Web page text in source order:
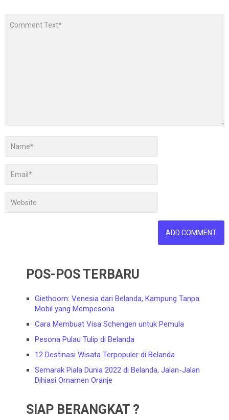
POS-POS TERBARU
Giethoorn: Venesia dari Belanda, Kampung Tanpa
Mobil yang Mempesona
Cara Membuat Visa Schengen untuk Pemula
Pesona Pulau Tulip di Belanda
12 Destinasi Wisata Terpopuler di Belanda
Semarak Piala Dunia 2022 di Belanda, Jalan-Jalan
Dihiasi Ornamen Oranje
SIAP BERANGKAT ?